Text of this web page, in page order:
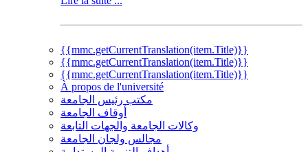
{{mmc.getCurrentTranslation(item.Title)}}
{{mmc.getCurrentTranslation(item.Title)}}
{{mmc.getCurrentTranslation(item.Title)}}
À propos de l'université
مكتب رئيس الجامعة
أوقاف الجامعة
وكالات الجامعة والجهات التابعة
مجالس ولجان الجامعة